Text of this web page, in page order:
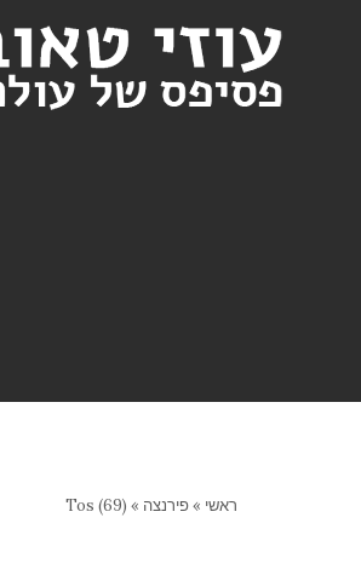
ראשי »פירנצה »
Tos (69)